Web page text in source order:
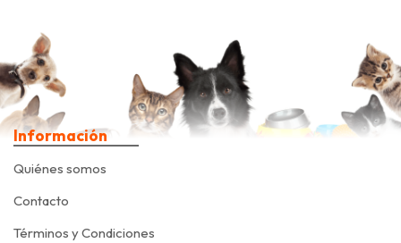
Información
Quiénes somos
Contacto
Términos y Condiciones